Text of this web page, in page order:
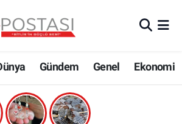
Gündem Genel Ekonomi
Haritası